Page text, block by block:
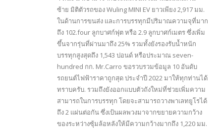
ซ้าย มิติตัวรถของ Wuling MINI EV ยาวเพียง 2,917 มม.
ในด้านการขนส่ง และการบรรทุกมีปริมาณความจุที่มาก
ถึง 102.four ลูกบาศก์ฟุต หรือ 2.9 ลูกบาศก์เมตร ซึ่งเพิ่ม
ขึ้นจากรุ่นที่ผ่านมาถึง 25% รวมทั้งยังรองรับน้ำหนัก
บรรทุกสูงสุดถึง 1,543 ปอนด์ หรือประมาณ seven-
hundred กก. Mr.Carro ขอรวบรวมข้อมูล 10 อันดับ
รถยนต์ไฟฟ้าราคาถูกสุด ประจำปี 2022 มาให้ทุกท่านได้
ทราบครับ. รวมถึงยังออกแบบตัวถังใหม่ที่ช่วยเพิ่มความ
สามารถในการบรรทุก โดยจะสามารถวางพาเลทยูโรได้
ถึง 2 แผ่นต่อกัน ซึ่งเป้นผลพวงมาจากขยายความกว้าง
ของระหว่างซุ้มล้อหลังให้มีความกว้างมากถึง 1,220 มม.